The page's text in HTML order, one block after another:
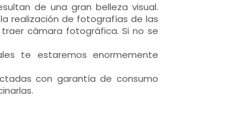
de una gran belleza visual.
realización de fotografías de las
cámara fotográfica. Si no se
te estaremos enormemente
con garantía de consumo